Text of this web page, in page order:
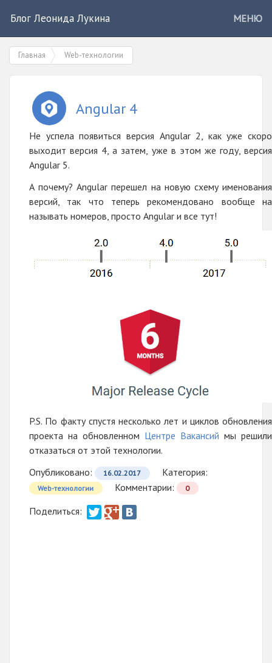
Блог Леонида Лукина МЕНЮ
Главная Web-технологии
Angular 4
Не успела появиться версия Angular 2, как уже скоро
выходит версия 4, а затем, уже в этом же году, версия
Angular 5.
А почему? Angular перешел на новую схему именования
версий, так что теперь рекомендовано вообще на
называть номеров, просто Angular и все тут!
P.S. По факту спустя несколько лет и циклов обновления
проекта на обновленном Центре Вакансий мы решили
отказаться от этой технологии.
Опубликовано:
16.02.2017 Категория:
Web-технологии Комментарии: 0
Поделиться: